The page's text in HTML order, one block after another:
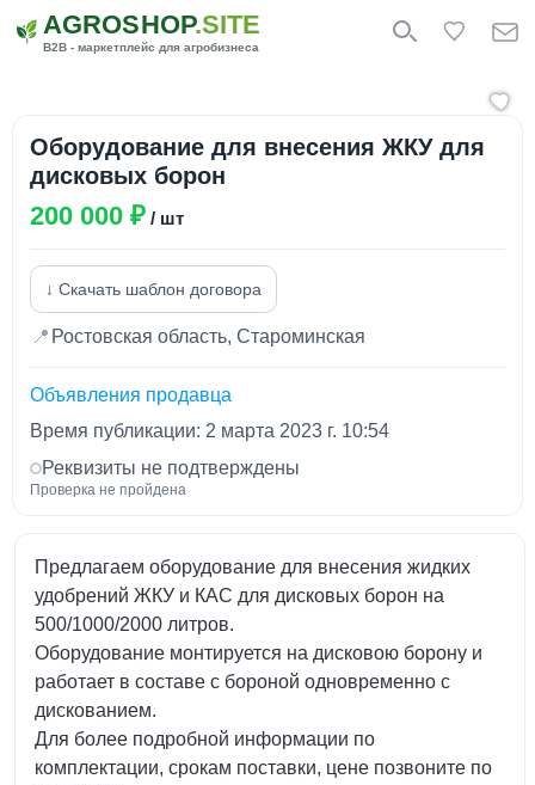
AGROSHOP.SITE
B2B - маркетплейс для агробизнеса
Оборудование для внесения ЖКУ для
дисковых борон
200 000 ₽ / шт
↓ Скачать шаблон договора
📍 Ростовская область, Староминская
Объявления продавца
Время публикации: 2 марта 2023 г. 10:54
Реквизиты не подтверждены
Проверка не пройдена
Предлагаем оборудование для внесения жидких
удобрений ЖКУ и КАС для дисковых борон на
500/1000/2000 литров.
Оборудование монтируется на дисковою борону и
работает в составе с бороной одновременно с
дискованием.
Для более подробной информации по
комплектации, срокам поставки, цене позвоните по